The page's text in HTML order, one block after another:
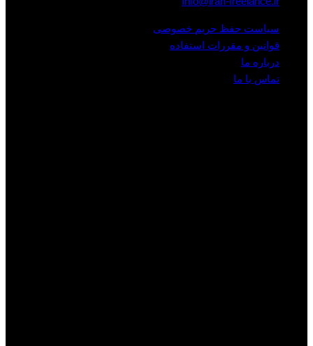
سیاست حفظ حریم خصوصی
قوانین و مقررات استفاده
درباره ما
تماس با ما